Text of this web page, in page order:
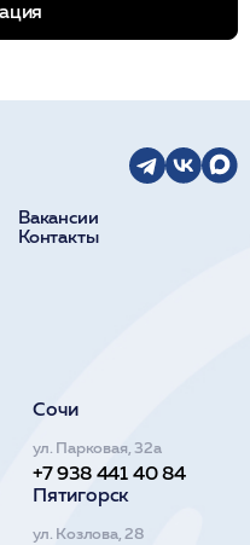
Вакансии
Контакты
Сочи
ул. Парковая, 32а
+7 938 441 40 84
Пятигорск
ул. Козлова, 28